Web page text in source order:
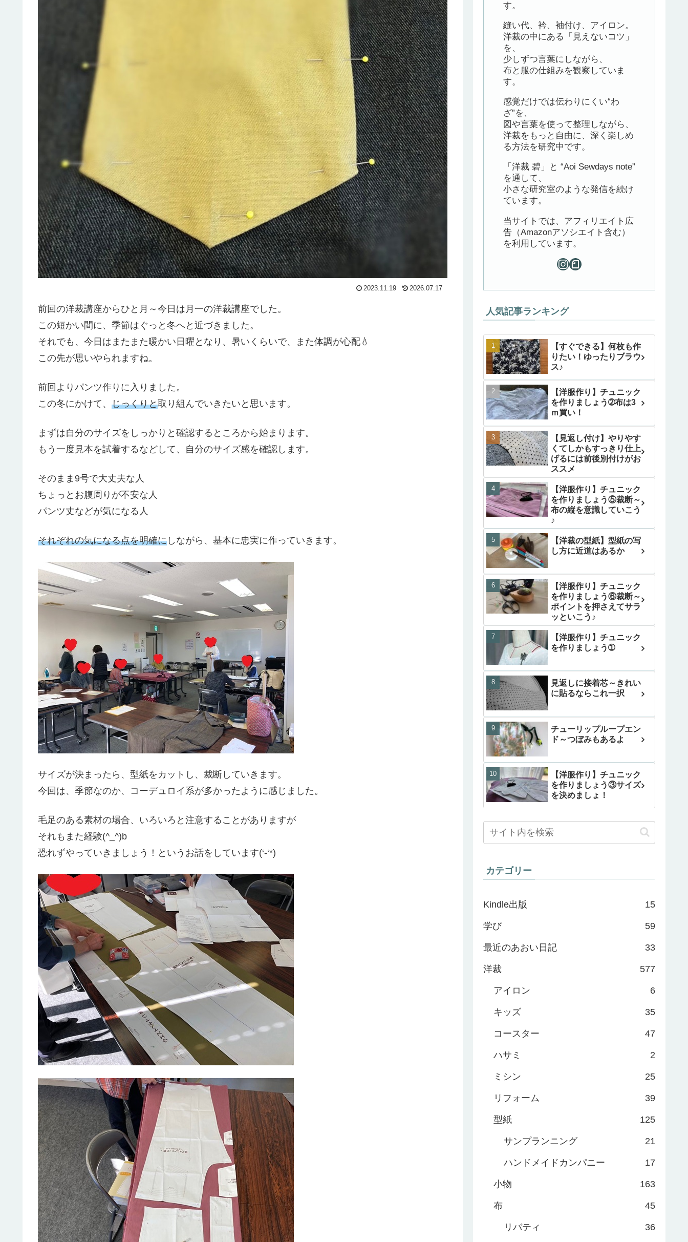
2023.11.19 2026.07.17
前回の洋裁講座からひと月～今日は月一の洋裁講座でした。
この短かい間に、季節はぐっと冬へと近づきました。
それでも、今日はまたまた暖かい日曜となり、暑いくらいで、また体調が心配💧
この先が思いやられますね。
前回よりパンツ作りに入りました。
この冬にかけて、 じっくりと取り組んでいきたいと思います。
まずは自分のサイズをしっかりと確認するところから始まります。
もう一度見本を試着するなどして、自分のサイズ感を確認します。
そのまま9号で大丈夫な人
ちょっとお腹周りが不安な人
パンツ丈などが気になる人
それぞれの気になる点を明確に しながら、基本に忠実に作っていきます。
サイズが決まったら、型紙をカットし、裁断していきます。
今回は、季節なのか、コーデュロイ系が多かったように感じました。
毛足のある素材の場合、いろいろと注意することがありますが
それもまた経験(^_^)b
恐れずやっていきましょう！というお話をしています(‘-‘*)
す。
縫い代、衿、袖付け、アイロン。
洋裁の中にある「見えないコツ」
を、
少しずつ言葉にしながら、
布と服の仕組みを観察していま
す。
感覚だけでは伝わりにくい“わ
ざ”を、
図や言葉を使って整理しながら、
洋裁をもっと自由に、深く楽しめ
る方法を研究中です。
「洋裁 碧」と “Aoi Sewdays note”
を通して、
小さな研究室のような発信を続け
ています。
当サイトでは、アフィリエイト広
告（Amazonアソシエイト含む）
を利用しています。
人気記事ランキング
【すぐできる】何枚も作
りたい！ゆったりブラウ
ス♪
【洋服作り】チュニック
を作りましょう➁布は3
ｍ買い！
【見返し付け】やりやす
くてしかもすっきり仕上
げるには前後別付けがお
ススメ
【洋服作り】チュニック
を作りましょう⑤裁断～
布の縦を意識していこう
♪
【洋裁の型紙】型紙の写
し方に近道はあるか
【洋服作り】チュニック
を作りましょう⑥裁断～
ポイントを押さえてサラ
ッといこう♪
【洋服作り】チュニック
を作りましょう➀
見返しに接着芯～きれい
に貼るならこれ一択
チューリップループエン
ド～つぼみもあるよ
【洋服作り】チュニック
を作りましょう③サイズ
を決めましょ！
カテゴリー
Kindle出版 15
学び 59
最近のあおい日記 33
洋裁 577
アイロン 6
キッズ 35
コースター 47
ハサミ 2
ミシン 25
リフォーム 39
型紙 125
サンプランニング 21
ハンドメイドカンパニー 17
小物 163
布 45
リバティ 36